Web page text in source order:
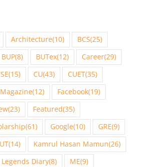
Architecture(10) BCS(25)
BUP(8) BUTex(12) Career(29)
(15) CU(43) CUET(35)
(12) Facebook(19)
(23) Featured(35)
(61) Google(10) GRE(9)
(14) Kamrul Hasan Mamun(26)
Legends Diary(8) ME(9)